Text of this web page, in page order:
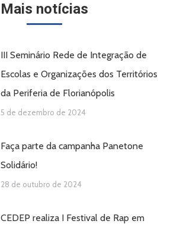
Mais notícias
III Seminário Rede de Integração de
Escolas e Organizações dos Territórios
da Periferia de Florianópolis
5 de dezembro de 2024
Faça parte da campanha Panetone
Solidário!
28 de outubro de 2024
CEDEP realiza I Festival de Rap em